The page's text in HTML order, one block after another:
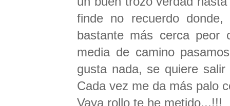
finde no recuerdo
bastante más cerca peor
media de camino
gusta nada, se quiere
Cada vez me da más palo
Vaya rollo te he metido...!!!